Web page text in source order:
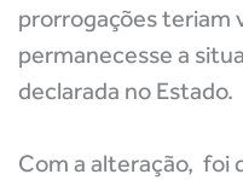
prorrogações teriam
permanecesse a
declarada no Estado.
Com a alteração, foi